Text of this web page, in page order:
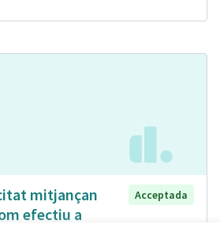
mitjançan
efectiu a
Acceptada